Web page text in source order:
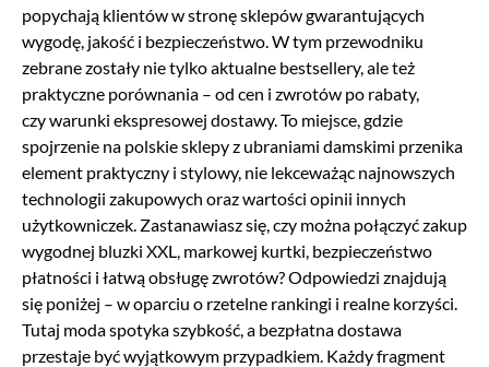
popychają klientów w stronę sklepów gwarantujących
wygodę, jakość i bezpieczeństwo. W tym przewodniku
zebrane zostały nie tylko aktualne bestsellery, ale też
praktyczne porównania – od cen i zwrotów po rabaty,
czy warunki ekspresowej dostawy. To miejsce, gdzie
spojrzenie na polskie sklepy z ubraniami damskimi przenika
element praktyczny i stylowy, nie lekceważąc najnowszych
technologii zakupowych oraz wartości opinii innych
użytkowniczek. Zastanawiasz się, czy można połączyć zakup
wygodnej bluzki XXL, markowej kurtki, bezpieczeństwo
płatności i łatwą obsługę zwrotów? Odpowiedzi znajdują
się poniżej – w oparciu o rzetelne rankingi i realne korzyści.
Tutaj moda spotyka szybkość, a bezpłatna dostawa
przestaje być wyjątkowym przypadkiem. Każdy fragment